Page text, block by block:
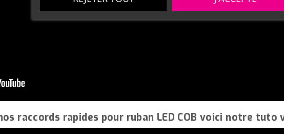
raccords rapides pour ruban LED COB voici notre tuto